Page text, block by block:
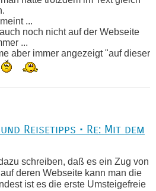
...
noch nicht auf der Webseite
...
aber immer angezeigt "auf dieser
Reisetipps • Re: Mit dem
schreiben, daß es ein Zug von
deren Webseite kann man die
ist es die erste Umsteigefreie